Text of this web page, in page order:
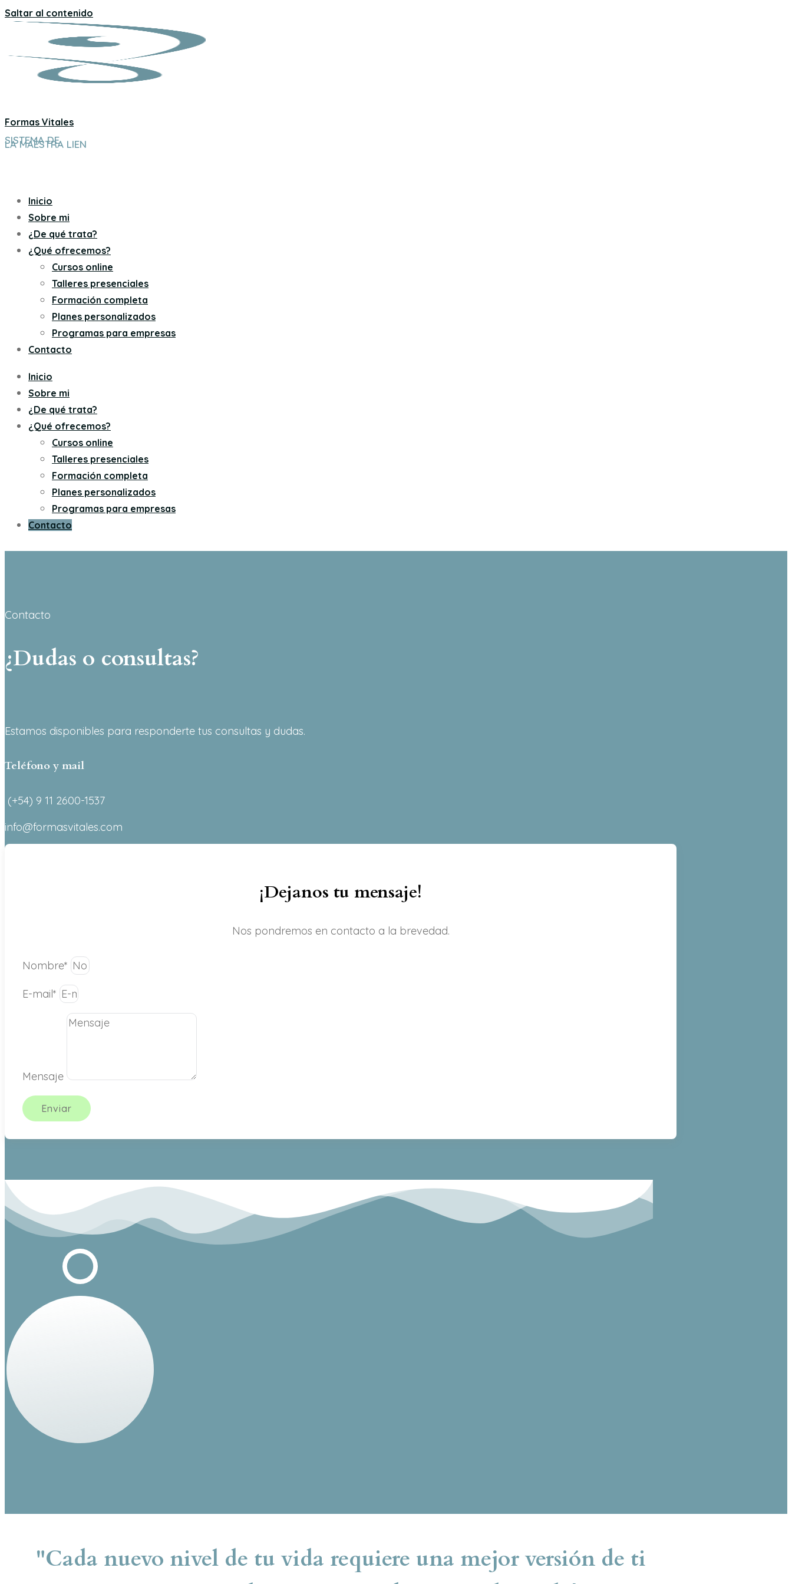
Saltar al contenido
Formas Vitales
SISTEMA DE
LA MAESTRA LIEN
Inicio
Sobre mi
¿De qué trata?
¿Qué ofrecemos?
Cursos online
Talleres presenciales
Formación completa
Planes personalizados
Programas para empresas
Contacto
Inicio
Sobre mi
¿De qué trata?
¿Qué ofrecemos?
Cursos online
Talleres presenciales
Formación completa
Planes personalizados
Programas para empresas
Contacto
Contacto
¿Dudas o consultas?
Estamos disponibles para responderte tus consultas y dudas.
Teléfono y mail
(+54) 9 11 2600-1537
info@formasvitales.com
¡Dejanos tu mensaje!
Nos pondremos en contacto a la brevedad.
Nombre*
E-mail*
Mensaje
Enviar
"Cada nuevo nivel de tu vida requiere una mejor versión de ti